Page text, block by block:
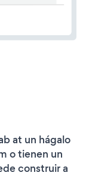
at un hágalo
o tienen un
construir a